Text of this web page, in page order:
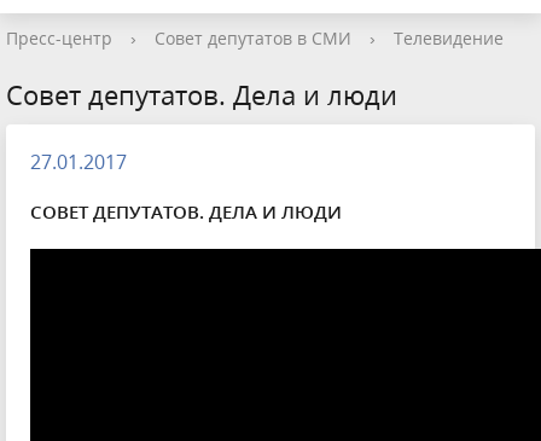
Пресс-центр › Совет депутатов в СМИ › Телевидение
Совет депутатов. Дела и люди
27.01.2017
СОВЕТ ДЕПУТАТОВ. ДЕЛА И ЛЮДИ